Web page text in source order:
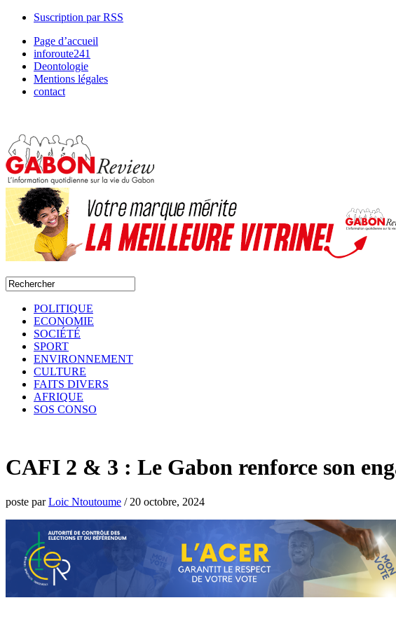
Suscription par RSS
Page d’accueil
inforoute241
Deontologie
Mentions légales
contact
POLITIQUE
ECONOMIE
SOCIÉTÉ
SPORT
ENVIRONNEMENT
CULTURE
FAITS DIVERS
AFRIQUE
SOS CONSO
CAFI 2 & 3 : Le Gabon renforce son
poste parLoic Ntoutoume / 20 octobre, 2024